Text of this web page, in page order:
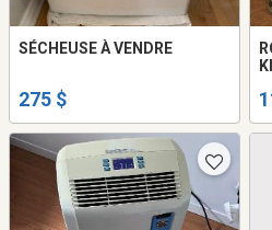
SÉCHEUSE À VENDRE
275 $